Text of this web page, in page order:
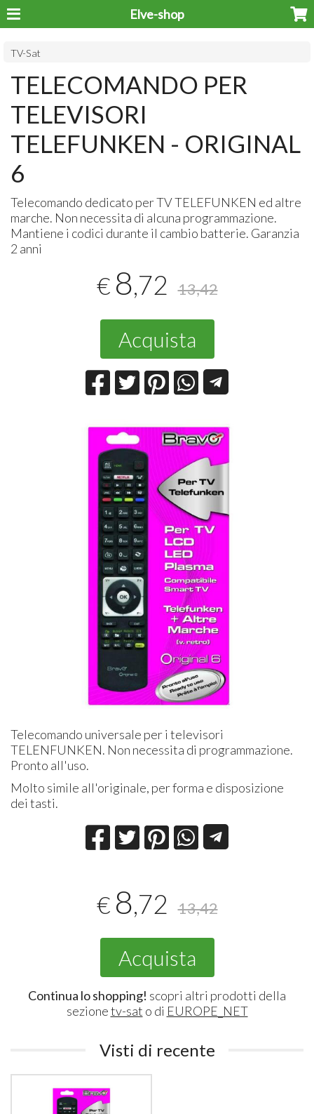
Elve-shop
TV-Sat
TELECOMANDO PER
TELEVISORI
TELEFUNKEN - ORIGINAL
6
Telecomando dedicato per TVTELEFUNKEN ed altre
marche. Non necessita di alcuna programmazione.
Mantiene i codici durante il cambio batterie. Garanzia
2 anni
€ 8,72 13,42
Acquista
Telecomando universale per i televisori
TELENFUNKEN. Non necessita di programmazione.
Pronto all'uso.
Molto simile all'originale, per forma e disposizione
dei tasti.
€ 8,72 13,42
Acquista
Continua lo shopping! scopri altri prodotti della
sezionetv-sat o di EUROPE_NET
Visti di recente